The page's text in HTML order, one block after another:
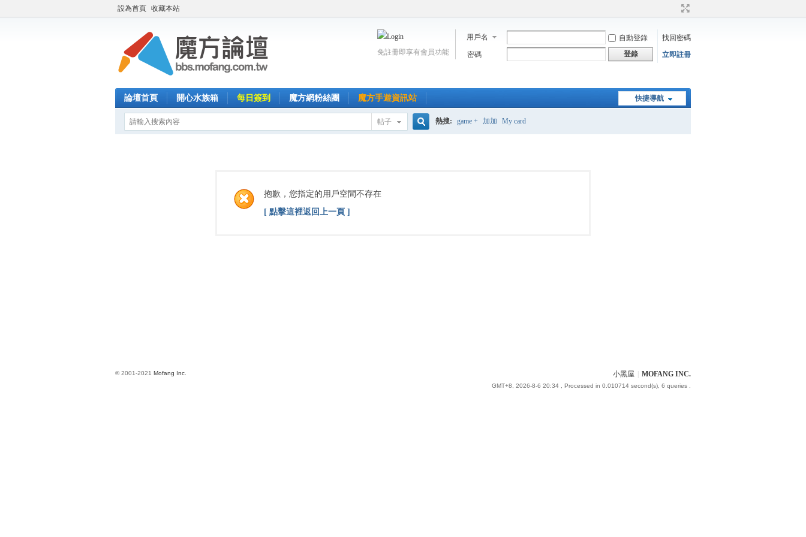
設為首頁 收藏本站
用戶名 自動登錄
找回密碼
密碼
登錄 立即註冊
免註冊即享有會員功能
快捷導航
論壇首頁 開心水族箱 每日簽到 魔方網粉絲團 魔方手遊資訊站
帖子 熱搜: game + 加加 My card
抱歉，您指定的用戶空間不存在
[ 點擊這裡返回上一頁 ]
小黑屋 MOFANG INC.
GMT+8, 2026-8-6 20:34 , Processed in 0.010714 second(s), 6 queries .
© 2001-2021 Mofang Inc.